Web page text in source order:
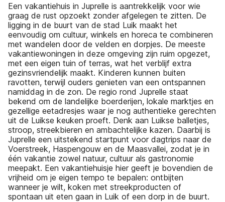
Een vakantiehuis in Juprelle is aantrekkelijk voor wie
graag de rust opzoekt zonder afgelegen te zitten. De
ligging in de buurt van de stad Luik maakt het
eenvoudig om cultuur, winkels en horeca te combineren
met wandelen door de velden en dorpjes. De meeste
vakantiewoningen in deze omgeving zijn ruim opgezet,
met een eigen tuin of terras, wat het verblijf extra
gezinsvriendelijk maakt. Kinderen kunnen buiten
ravotten, terwijl ouders genieten van een ontspannen
namiddag in de zon. De regio rond Juprelle staat
bekend om de landelijke boerderijen, lokale marktjes en
gezellige eetadresjes waar je nog authentieke gerechten
uit de Luikse keuken proeft. Denk aan Luikse balletjes,
stroop, streekbieren en ambachtelijke kazen. Daarbij is
Juprelle een uitstekend startpunt voor dagtrips naar de
Voerstreek, Haspengouw en de Maasvallei, zodat je in
één vakantie zowel natuur, cultuur als gastronomie
meepakt. Een vakantiehuisje hier geeft je bovendien de
vrijheid om je eigen tempo te bepalen: ontbijten
wanneer je wilt, koken met streekproducten of
spontaan uit eten gaan in Luik of een dorp in de buurt.